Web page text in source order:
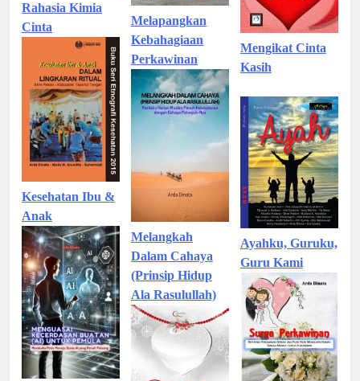
Rahasia Kimia
Cinta
Kesehatan Ibu &
Anak
Melapangkan
Kebahagiaan
Perkawinan
Melangkah
Dalam Cahaya
(Prinsip Hidup
Ala Rasulullah)
Mengikat Cinta
Kasih
Ayahku, Guruku,
Guru Kami